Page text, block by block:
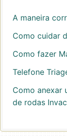
A maneira
Como cuidar
Como fazer
Telefone
Como anexar
de rodas